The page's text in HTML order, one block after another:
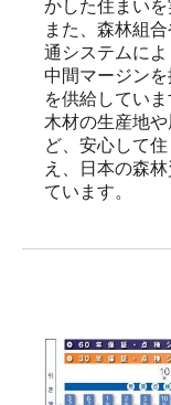
かした住まいを
また、森林組
通システムによ
中間マージン
を供給していま
木材の生産地
ど、安心して
え、日本の森
ています。